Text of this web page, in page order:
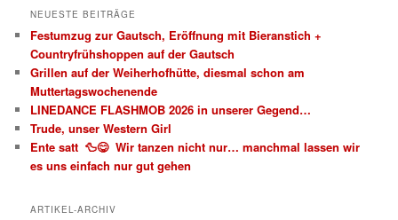
NEUESTE BEITRÄGE
Festumzug zur Gautsch, Eröffnung mit Bieranstich +
Countryfrühshoppen auf der Gautsch
Grillen auf der Weiherhofhütte, diesmal schon am
Muttertagswochenende
LINEDANCE FLASHMOB 2026 in unserer Gegend…
Trude, unser Western Girl
Ente satt 🦆😋 Wir tanzen nicht nur… manchmal lassen wir
es uns einfach nur gut gehen
ARTIKEL-ARCHIV